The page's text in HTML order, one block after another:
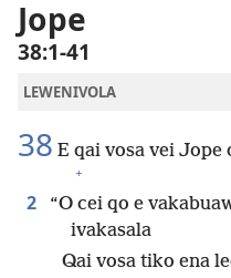
Jope
38:1-41
LEWENIVOLA
38 E qai vosa vei Jope
+
2
“O cei qo e
ivakasala
Qai vosa tiko ena